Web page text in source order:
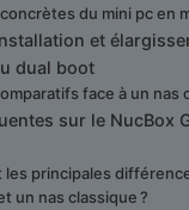
du mini pc en
et
dual boot
face à un nas
sur le NucBox
les principales
un nas classique ?